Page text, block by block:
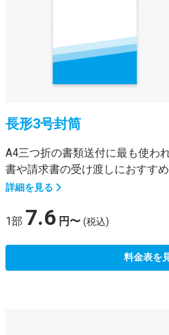
長形3号封筒
A4三つ折の書類送付に最も使わ
書や請求書の受け渡しにおすすめ
詳細を見る
1部 7.6 円〜 (税込)
料金表を